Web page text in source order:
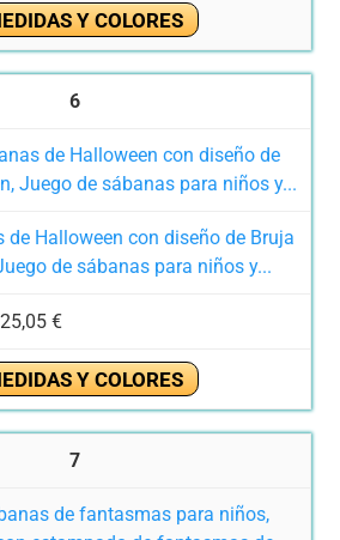
Y COLORES
6
de Halloween con diseño de Bruja
de sábanas para niños y...
25,05 €
Y COLORES
7